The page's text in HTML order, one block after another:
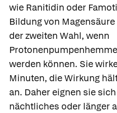
wie Ranitidin oder
Bildung von
der zweiten Wahl, wenn
werden können. Sie
Minuten, die Wirkung
an. Daher eignen sie
nächtliches oder länger